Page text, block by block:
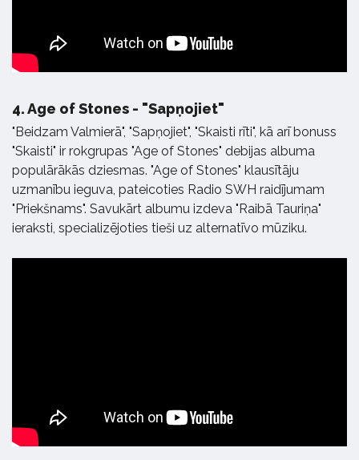
4.Age of Stones - "Sapņojiet"
"Beidzam Valmierā", "Sapņojiet", "Skaisti rīti", kā arī bonuss
"Skaisti" ir rokgrupas "Age of Stones" debijas albuma
populārākās dziesmas. "Age of Stones" klausītāju
uzmanību ieguva, pateicoties Radio SWH raidījumam
"Priekšnams". Savukārt albumu izdeva "Raibā Tauriņa"
ieraksti, specializējoties tieši uz alternatīvo mūziku.